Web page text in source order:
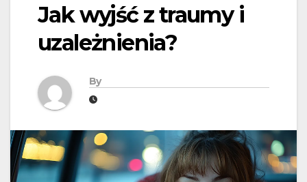
Jak wyjść z traumy i
uzależnienia?
By